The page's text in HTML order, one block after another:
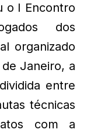
o I Encontro
dos
organizado
Janeiro, a
entre
técnicas
com a